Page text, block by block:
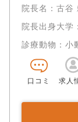
院長名：古谷
院長出身大学
診療動物：小
口コミ 求人